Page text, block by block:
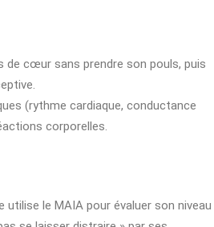
cœur sans prendre son pouls, puis
(rythme cardiaque, conductance
corporelles.
le MAIA pour évaluer son niveau